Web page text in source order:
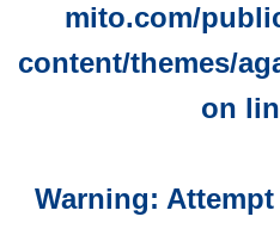
mito.com/
content/themes/
on
Warning: